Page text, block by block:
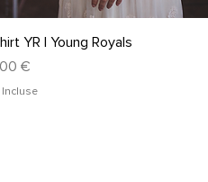
Aperçu rapide
YR | Young Royals
€
Incluse